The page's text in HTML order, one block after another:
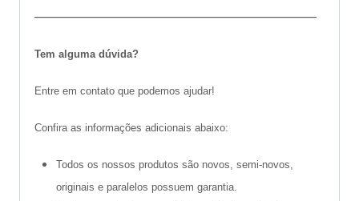
———————————————————–
Tem alguma dúvida?
Entre em contato que podemos ajudar!
Confira as informações adicionais abaixo:
Todos os nossos produtos são novos, semi-novos,
originais e paralelos possuem garantia.